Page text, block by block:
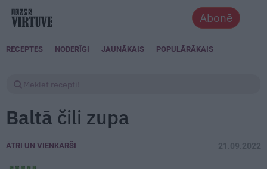
Abonē
RECEPTES NODERĪGI JAUNĀKAIS POPULĀRĀKAIS
Baltā čili zupa
ĀTRI UN VIENKĀRŠI 21.09.2022